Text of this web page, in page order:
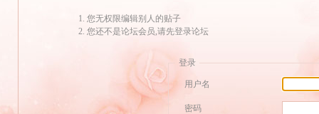
您无权限编辑别人的贴子
您还不是论坛会员,请先登录论坛
登录
用户名
密码